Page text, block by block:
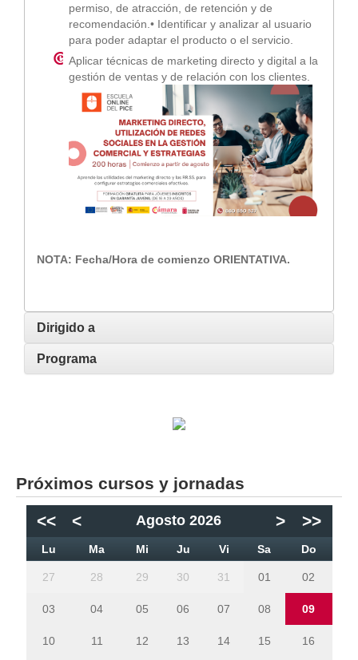
permiso, de atracción, de retención y de
recomendación.• Identificar y analizar al usuario
para poder adaptar el producto o el servicio.
Aplicar técnicas de marketing directo y digital a la
gestión de ventas y de relación con los clientes.
NOTA: Fecha/Hora de comienzo ORIENTATIVA.
Dirigido a
Programa
Próximos cursos y jornadas
<< < Agosto 2026 > >>
Lu Ma Mi Ju Vi Sa Do
27 28 29 30 31 01 02
03 04 05 06 07 08 09
10 11 12 13 14 15 16